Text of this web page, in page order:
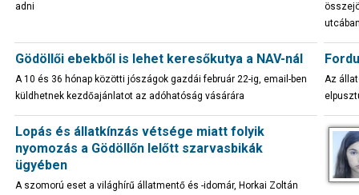
adni
Gödöllői ebekből is lehet keresőkutya a NAV-nál
A 10 és 36 hónap közötti jószágok gazdái február 22-ig, email-ben
küldhetnek kezdőajánlatot az adóhatóság vásárára
Az
Lopás és állatkínzás vétsége miatt folyik
nyomozás a Gödöllőn lelőtt szarvasbikák
ügyében
A szomorú eset a világhírű állatmentő és -idomár, Horkai Zoltán